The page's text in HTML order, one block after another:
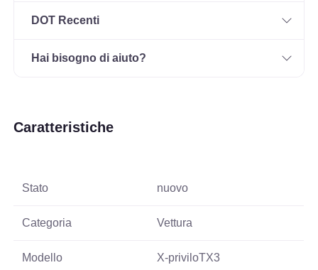
DOT Recenti
Hai bisogno di aiuto?
Caratteristiche
Stato nuovo
Categoria Vettura
Modello X-priviloTX3